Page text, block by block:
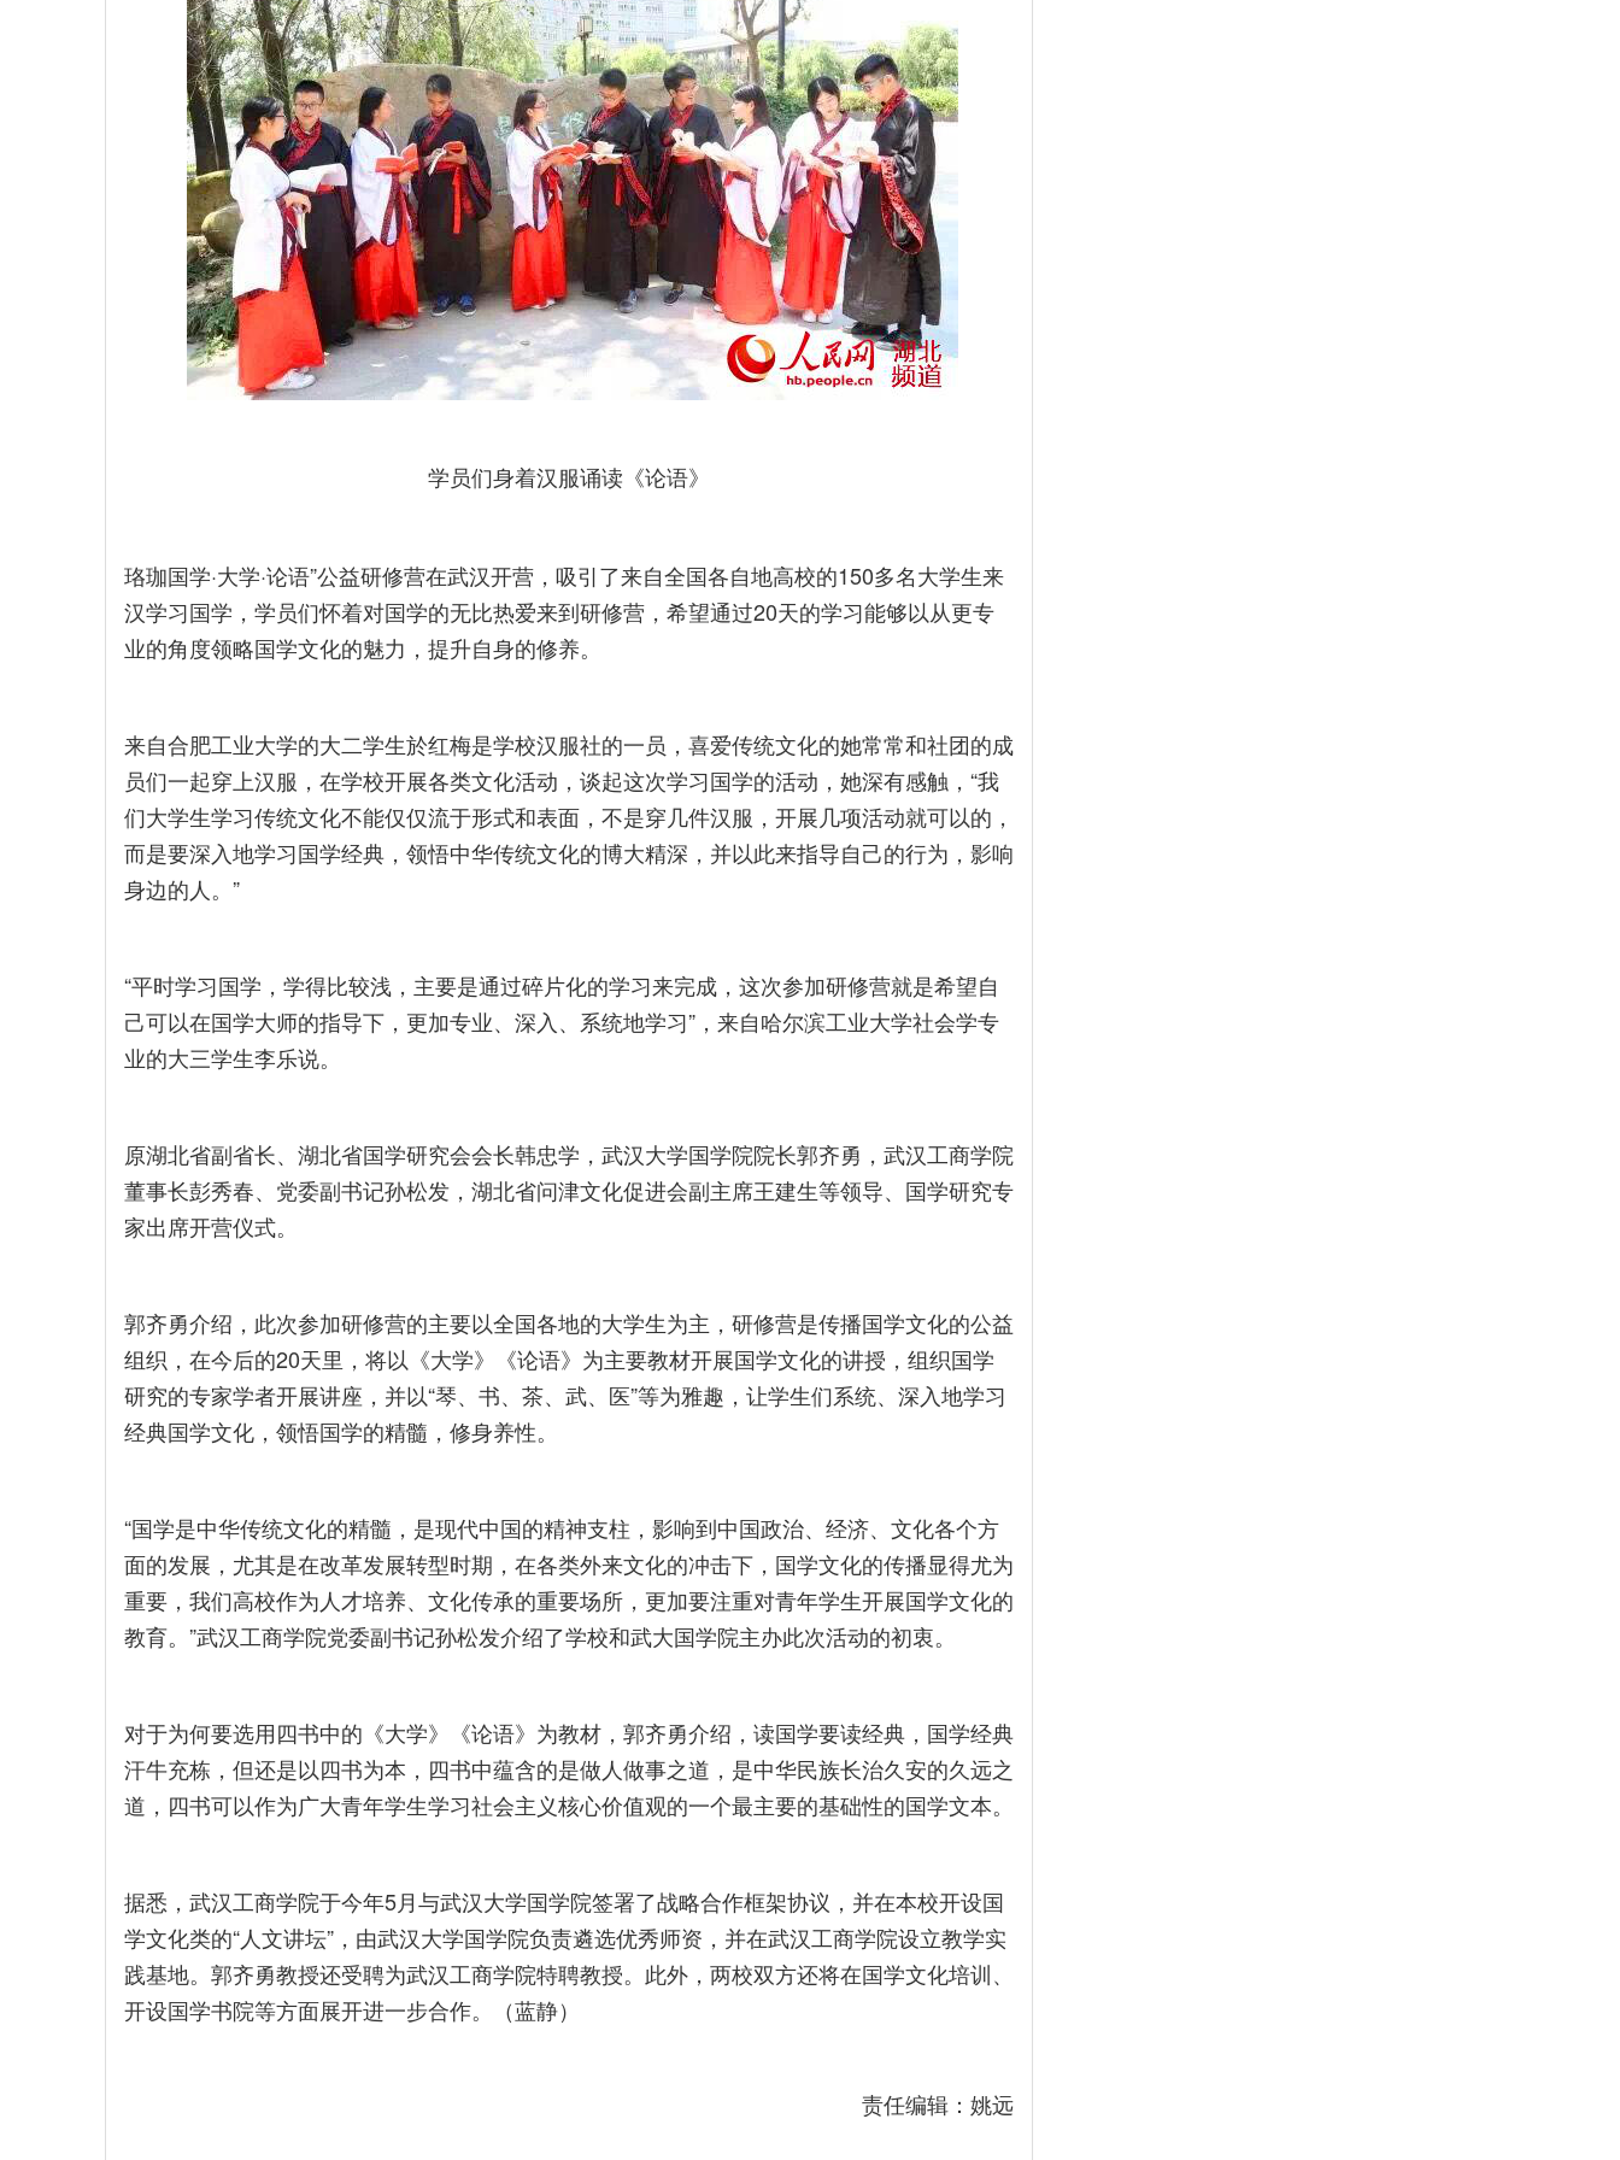
学员们身着汉服诵读《论语》
珞珈国学·大学·论语”公益研修营在武汉开营，吸引了来自全国各自地高校的150多名大学生来
汉学习国学，学员们怀着对国学的无比热爱来到研修营，希望通过20天的学习能够以从更专
业的角度领略国学文化的魅力，提升自身的修养。
来自合肥工业大学的大二学生於红梅是学校汉服社的一员，喜爱传统文化的她常常和社团的成
员们一起穿上汉服，在学校开展各类文化活动，谈起这次学习国学的活动，她深有感触，“我
们大学生学习传统文化不能仅仅流于形式和表面，不是穿几件汉服，开展几项活动就可以的，
而是要深入地学习国学经典，领悟中华传统文化的博大精深，并以此来指导自己的行为，影响
身边的人。”
“平时学习国学，学得比较浅，主要是通过碎片化的学习来完成，这次参加研修营就是希望自
己可以在国学大师的指导下，更加专业、深入、系统地学习”，来自哈尔滨工业大学社会学专
业的大三学生李乐说。
原湖北省副省长、湖北省国学研究会会长韩忠学，武汉大学国学院院长郭齐勇，武汉工商学院
董事长彭秀春、党委副书记孙松发，湖北省问津文化促进会副主席王建生等领导、国学研究专
家出席开营仪式。
郭齐勇介绍，此次参加研修营的主要以全国各地的大学生为主，研修营是传播国学文化的公益
组织，在今后的20天里，将以《大学》《论语》为主要教材开展国学文化的讲授，组织国学
研究的专家学者开展讲座，并以“琴、书、茶、武、医”等为雅趣，让学生们系统、深入地学习
经典国学文化，领悟国学的精髓，修身养性。
“国学是中华传统文化的精髓，是现代中国的精神支柱，影响到中国政治、经济、文化各个方
面的发展，尤其是在改革发展转型时期，在各类外来文化的冲击下，国学文化的传播显得尤为
重要，我们高校作为人才培养、文化传承的重要场所，更加要注重对青年学生开展国学文化的
教育。”武汉工商学院党委副书记孙松发介绍了学校和武大国学院主办此次活动的初衷。
对于为何要选用四书中的《大学》《论语》为教材，郭齐勇介绍，读国学要读经典，国学经典
汗牛充栋，但还是以四书为本，四书中蕴含的是做人做事之道，是中华民族长治久安的久远之
道，四书可以作为广大青年学生学习社会主义核心价值观的一个最主要的基础性的国学文本。
据悉，武汉工商学院于今年5月与武汉大学国学院签署了战略合作框架协议，并在本校开设国
学文化类的“人文讲坛”，由武汉大学国学院负责遴选优秀师资，并在武汉工商学院设立教学实
践基地。郭齐勇教授还受聘为武汉工商学院特聘教授。此外，两校双方还将在国学文化培训、
开设国学书院等方面展开进一步合作。（蓝静）
责任编辑：姚远